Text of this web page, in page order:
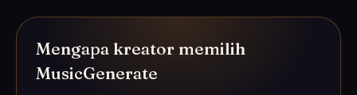
Mengapa kreator memilih
MusicGenerate